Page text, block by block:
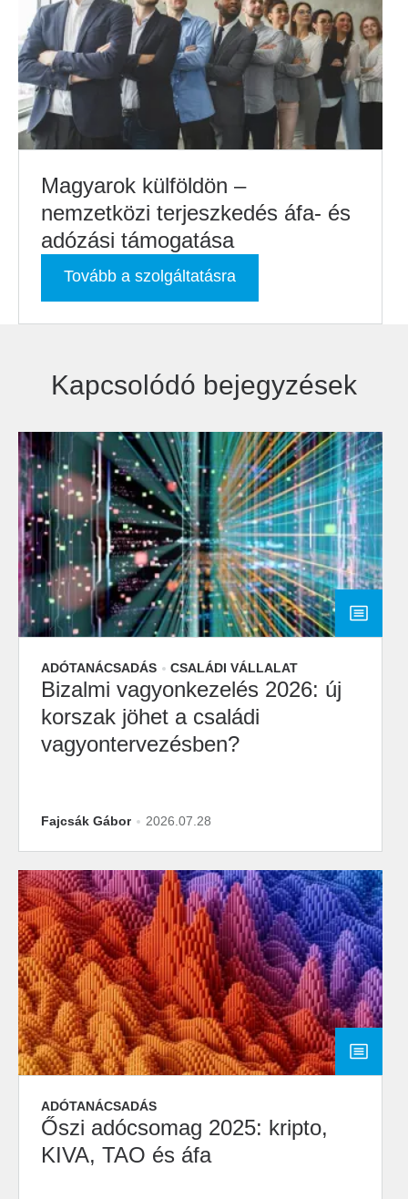
Magyarok külföldön –
nemzetközi terjeszkedés áfa- és
adózási támogatása
Tovább a szolgáltatásra
Kapcsolódó bejegyzések
ADÓTANÁCSADÁS CSALÁDI VÁLLALAT
Bizalmi vagyonkezelés 2026: új
korszak jöhet a családi
vagyontervezésben?
Fajcsák Gábor 2026.07.28
ADÓTANÁCSADÁS
Őszi adócsomag 2025: kripto,
KIVA, TAO és áfa